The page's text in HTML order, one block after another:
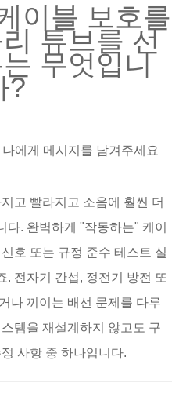
이블 보호를
튜브를 선
무엇입니
?
나에게 메시지를 남겨주세요
고 빨라지고 소음에 훨씬 더
. 완벽하게 "작동하는" 케이
호 또는 규정 준수 테스트 실
. 전자기 간섭, 정전기 방전 또
나 끼이는 배선 문제를 다루
템을 재설계하지 않고도 구
사항 중 하나입니다.